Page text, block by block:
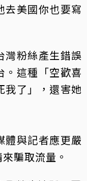
去美國你也要寫
灣粉絲產生錯誤
。這種「空歡喜
我了」，還害她
體與記者應更嚴
騙取流量。